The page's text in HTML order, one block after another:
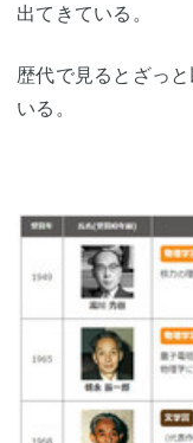
出てきている。
歴代で見るとざっ
いる。